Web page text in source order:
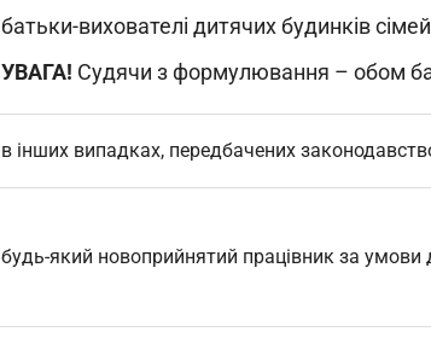
батьки-вихователі дитячих будинків
УВАГА! Судячи з формулювання – обом
в інших випадках, передбачених
будь-який новоприйнятий працівник за